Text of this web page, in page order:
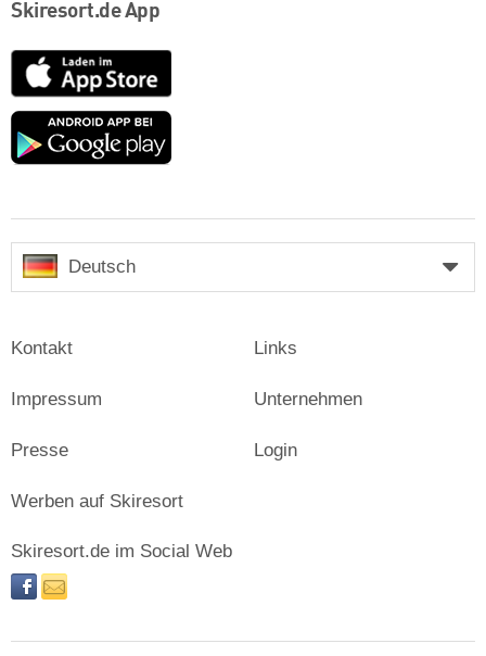
Skiresort.de App
App
Store
Google
Deutsch
Kontakt
Impressum
Presse
Links
Unternehmen
Login
Werben auf Skiresort
Skiresort.de im Social Web
facebooknewsletter